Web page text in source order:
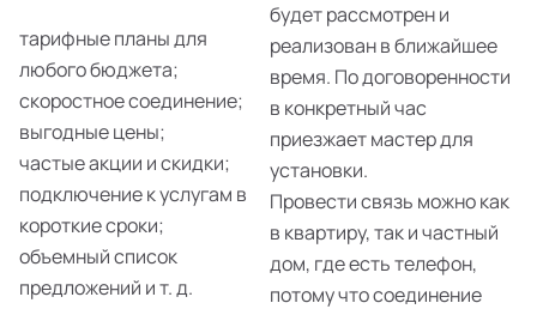
тарифные планы для
любого бюджета;
скоростное соединение;
выгодные цены;
частые акции и скидки;
подключение к услугам в
короткие сроки;
объемный список
предложений и т. д.
будет рассмотрен и
реализован в ближайшее
время. По договоренности
в конкретный час
приезжает мастер для
установки.
Провести связь можно как
в квартиру, так и частный
дом, где есть телефон,
потому что соединение